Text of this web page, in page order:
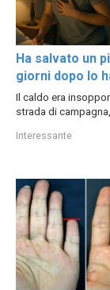
Ha salvato un
giorni dopo lo
Il caldo era
strada di campagna,
Interessante